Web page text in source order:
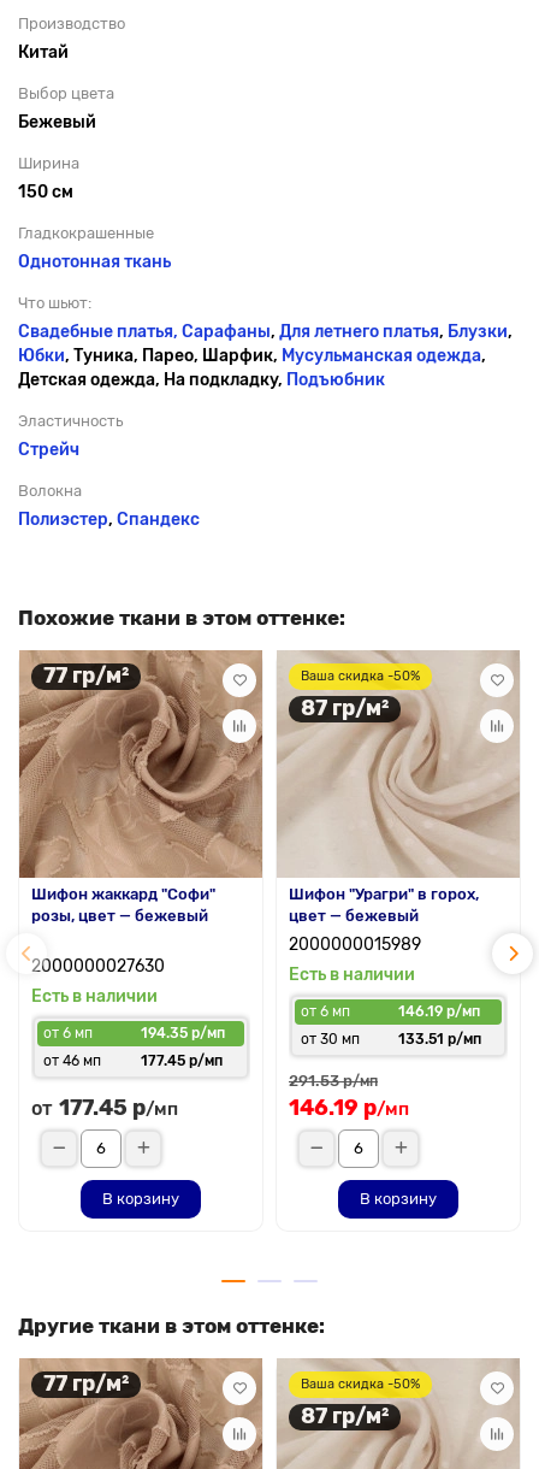
Производство
Китай
Выбор цвета
Бежевый
Ширина
150 см
Гладкокрашенные
Однотонная ткань
Что шьют:
Свадебные платья, Сарафаны, Для летнего платья, Блузки,
Юбки, Туника, Парео, Шарфик, Мусульманская одежда,
Детская одежда, На подкладку, Подъюбник
Эластичность
Стрейч
Волокна
Полиэстер, Спандекс
Похожие ткани в этом оттенке:
77 гр/м²
Шифон жаккард "Софи"
розы, цвет — бежевый
2000000027630
Есть в наличии
от 6 мп
194.35 р/мп
от 46 мп
177.45 р/мп
от 177.45 р/мп
В корзину
Ваша скидка -50%
87 гр/м²
Шифон "Урагри" в горох,
цвет — бежевый
2000000015989
Есть в наличии
от 6 мп
146.19 р/мп
от 30 мп
133.51 р/мп
291.53 р/мп
146.19 р/мп
В корзину
Другие ткани в этом оттенке:
77 гр/м² Ваша скидка -50%
87 гр/м²